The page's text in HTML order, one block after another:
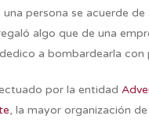
persona se acuerde de
algo que de una
a bombardearla con
por la entidad
, la mayor organización